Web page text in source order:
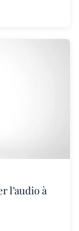
l’audio à